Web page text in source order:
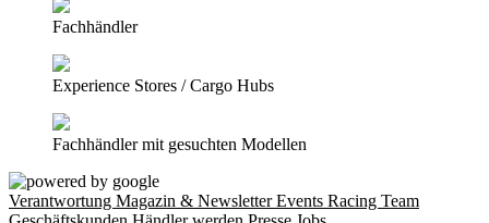
Fachhändler
Experience Stores / Cargo Hubs
Fachhändler mit gesuchten Modellen
Verantwortung Magazin & NewsletterEvents Racing Team